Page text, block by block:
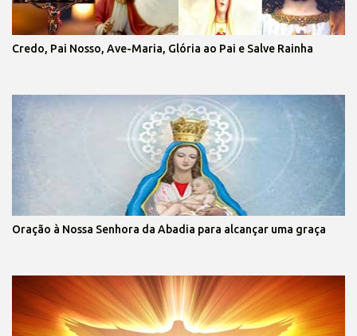
Credo, Pai Nosso, Ave-Maria, Glória ao Pai e Salve Rainha
Oração à Nossa Senhora da Abadia para alcançar uma graça